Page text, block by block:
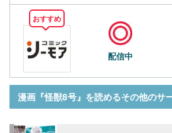
おすすめ
配信中
漫画『怪獣8号』を読めるその他のサ